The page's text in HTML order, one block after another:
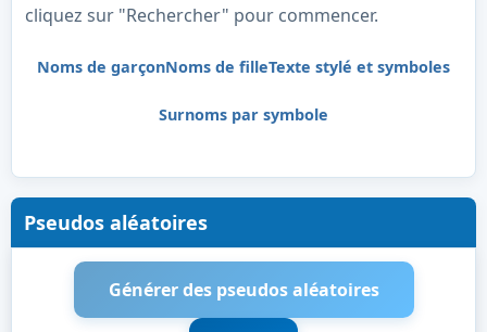
cliquez sur "Rechercher" pour commencer.
Noms de garçonNoms de filleTexte stylé et symboles
Surnoms par symbole
Pseudos aléatoires
Générer des pseudos aléatoires